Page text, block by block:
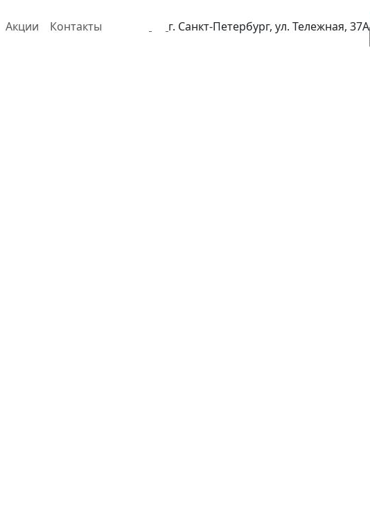
Акции Контакты г. Санкт-Петербург, ул. Тележная, 37А